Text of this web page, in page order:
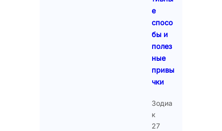
е
спосо
бы и
полез
ные
привы
чки
Зодиа
к
27